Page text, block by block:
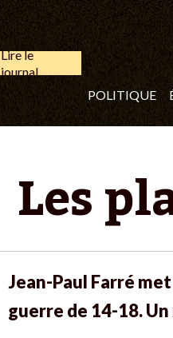
Lire le
journal
POLITIQUE
Les
Jean-Paul Farré
guerre de 14-18.